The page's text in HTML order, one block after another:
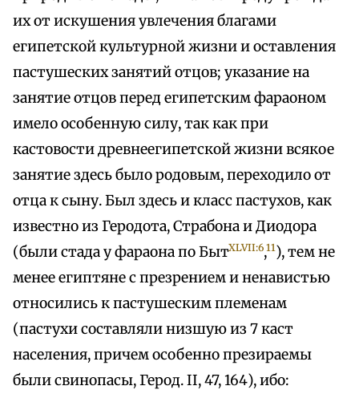
их от искушения увлечения благами
египетской культурной жизни и оставления
пастушеских занятий отцов; указание на
занятие отцов перед египетским фараоном
имело особенную силу, так как при
кастовости древнеегипетской жизни всякое
занятие здесь было родовым, переходило от
отца к сыну. Был здесь и класс пастухов, как
известно из Геродота, Страбона и Диодора
(были стада у фараона по БытXLVII:6,11), тем не
менее египтяне с презрением и ненавистью
относились к пастушеским племенам
(пастухи составляли низшую из 7 каст
населения, причем особенно презираемы
были свинопасы, Герод. II, 47, 164), ибо: